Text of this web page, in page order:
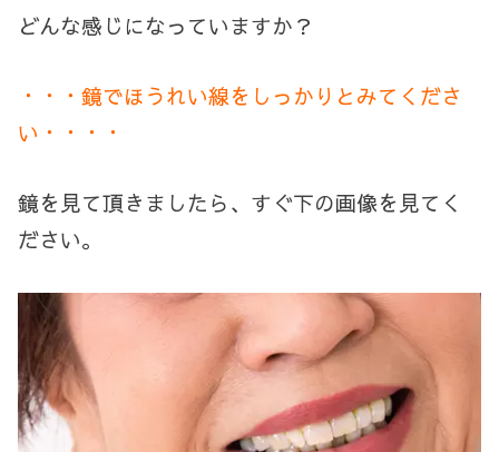
どんな感じになっていますか？
・・・鏡でほうれい線をしっかりとみてくださ
い・・・・
鏡を見て頂きましたら、すぐ下の画像を見てく
ださい。